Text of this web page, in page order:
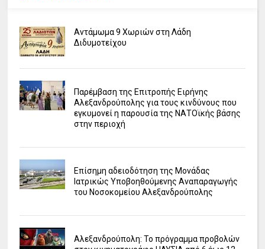
Αντάμωμα 9 Χωριών στη Λάδη
Διδυμοτείχου
Παρέμβαση της Επιτροπής Ειρήνης
Αλεξανδρούπολης για τους κινδύνους που
εγκυμονεί η παρουσία της ΝΑΤΟϊκής βάσης
στην περιοχή
Επίσημη αδειοδότηση της Μονάδας
Ιατρικώς Υποβοηθούμενης Αναπαραγωγής
του Νοσοκομείου Αλεξανδρούπολης
Αλεξανδρούπολη: Το πρόγραμμα προβολών